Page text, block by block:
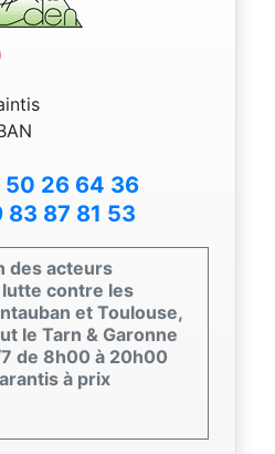
50 26 64 36
83 87 81 53
des acteurs
contre les
et Toulouse,
le Tarn & Garonne
de 8h00 à 20h00
à prix